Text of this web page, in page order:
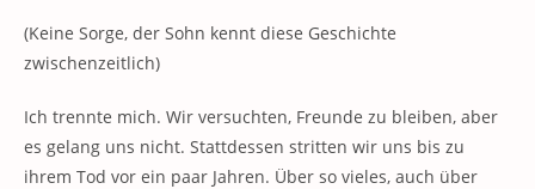
(Keine Sorge, der Sohn kennt diese Geschichte
zwischenzeitlich)
Ich trennte mich. Wir versuchten, Freunde zu bleiben, aber
es gelang uns nicht. Stattdessen stritten wir uns bis zu
ihrem Tod vor ein paar Jahren. Über so vieles, auch über